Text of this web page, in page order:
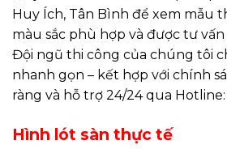
Huy Ích, Tân Bình để xem mẫu
màu sắc phù hợp và được tư
Đội ngũ thi công của chúng tôi
nhanh gọn – kết hợp với chính
ràng và hỗ trợ 24/24 qua Hotline:
Hình lót sàn thực tế